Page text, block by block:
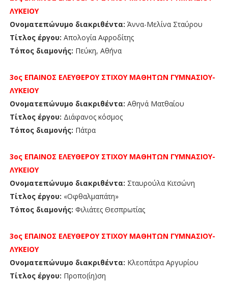
ΛΥΚΕΙΟΥ
Ονοματεπώνυμο διακριθέντα: Άννα-Μελίνα Σταύρου
Τίτλος έργου: Απολογία Αφροδίτης
Τόπος διαμονής: Πεύκη, Αθήνα
3ος ΕΠΑΙΝΟΣ ΕΛΕΥΘΕΡΟΥ ΣΤΙΧΟΥ ΜΑΘΗΤΩΝ ΓΥΜΝΑΣΙΟΥ-
ΛΥΚΕΙΟΥ
Ονοματεπώνυμο διακριθέντα: Αθηνά Ματθαίου
Τίτλος έργου: Διάφανος κόσμος
Τόπος διαμονής: Πάτρα
3ος ΕΠΑΙΝΟΣ ΕΛΕΥΘΕΡΟΥ ΣΤΙΧΟΥ ΜΑΘΗΤΩΝ ΓΥΜΝΑΣΙΟΥ-
ΛΥΚΕΙΟΥ
Ονοματεπώνυμο διακριθέντα: Σταυρούλα Κιτσώνη
Τίτλος έργου: «Οφθαλμαπάτη»
Τόπος διαμονής: Φιλιάτες Θεσπρωτίας
3ος ΕΠΑΙΝΟΣ ΕΛΕΥΘΕΡΟΥ ΣΤΙΧΟΥ ΜΑΘΗΤΩΝ ΓΥΜΝΑΣΙΟΥ-
ΛΥΚΕΙΟΥ
Ονοματεπώνυμο διακριθέντα: Κλεοπάτρα Αργυρίου
Τίτλος έργου: Προπο(ίη)ση